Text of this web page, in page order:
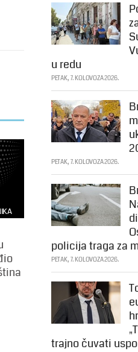
u redu
PETAK, 7. KOLOVOZA 2026.
PETAK, 7. KOLOVOZA 2026.
policija traga za
PETAK, 7. KOLOVOZA 2026.
trajno čuvati